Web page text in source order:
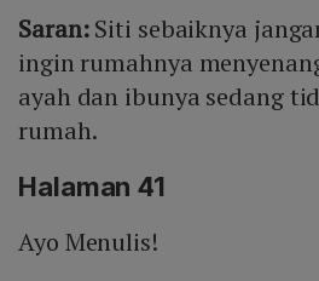
Saran:Siti sebaiknya
ingin rumahnya
ayah dan ibunya sedang
rumah.
Halaman 41
Ayo Menulis!